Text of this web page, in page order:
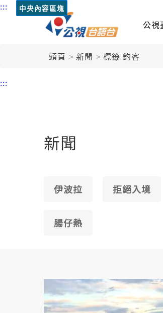
::: 中央內容區塊
公視
頭頁 新聞 標籤 釣客
:::
新聞
伊波拉 拒絕入境
腸仔熱